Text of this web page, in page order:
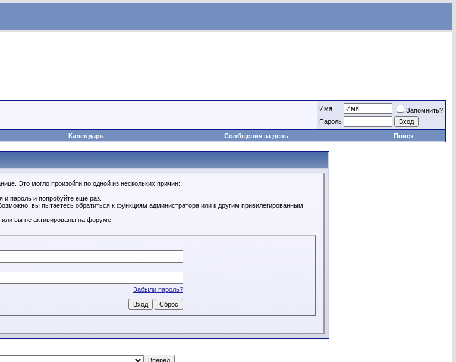
Имя
Запомнить?
Пароль
Календарь Сообщения за день Поиск
Это могло произойти по одной из нескольких причин:
пароль и попробуйте ещё раз.
вы пытаетесь обратиться к функциям администратора или к другим привилегированным
вы не активированы на форуме.
Забыли пароль?